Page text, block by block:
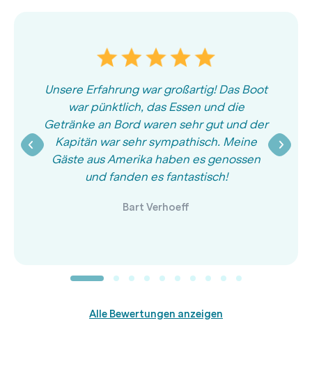
Unsere Erfahrung war großartig! Das Boot
war pünktlich, das Essen und die
Getränke an Bord waren sehr gut und der
Kapitän war sehr sympathisch. Meine
Gäste aus Amerika haben es genossen
und fanden es fantastisch!
Bart Verhoeff
Alle Bewertungen anzeigen